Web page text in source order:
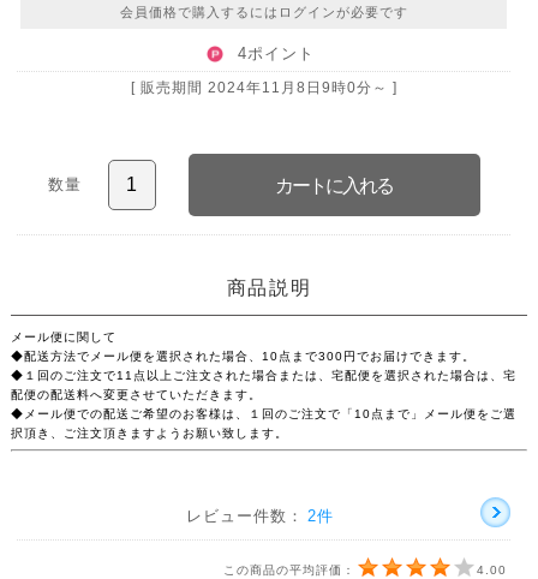
会員価格で購入するにはログインが必要です
4ポイント
[ 販売期間 2024年11月8日9時0分 ～ ]
数量
商品説明
メール便に関して
◆配送方法でメール便を選択された場合、10点まで300円でお届けできます。
◆１回のご注文で11点以上ご注文された場合または、宅配便を選択された場合は、宅
配便の配送料へ変更させていただきます。
◆メール便での配送ご希望のお客様は、１回のご注文で「10点まで」メール便をご選
択頂き、ご注文頂きますようお願い致します。
レビュー件数： 2件
この商品の平均評価： 4.00